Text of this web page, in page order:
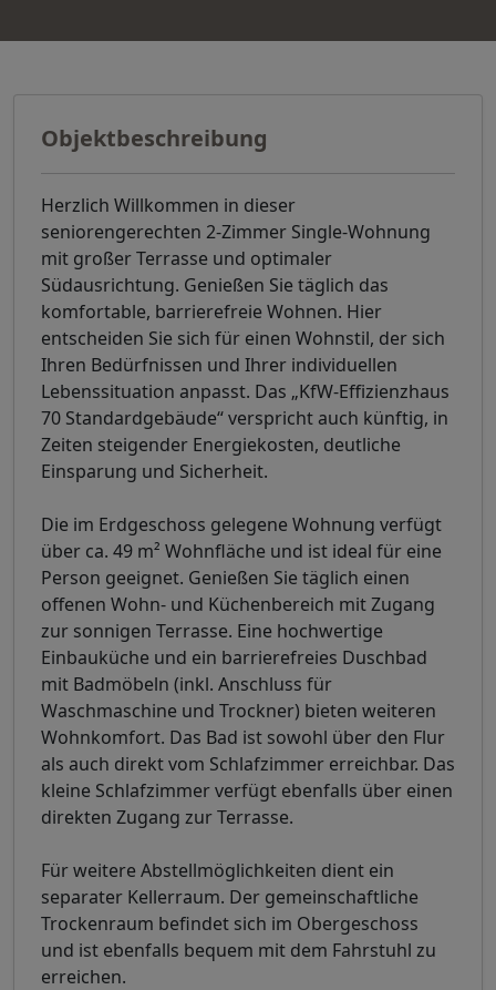
Objektbeschreibung
Herzlich Willkommen in dieser
seniorengerechten 2-Zimmer Single-Wohnung
mit großer Terrasse und optimaler
Südausrichtung. Genießen Sie täglich das
komfortable, barrierefreie Wohnen. Hier
entscheiden Sie sich für einen Wohnstil, der sich
Ihren Bedürfnissen und Ihrer individuellen
Lebenssituation anpasst. Das „KfW-Effizienzhaus
70 Standardgebäude“ verspricht auch künftig, in
Zeiten steigender Energiekosten, deutliche
Einsparung und Sicherheit.
Die im Erdgeschoss gelegene Wohnung verfügt
über ca. 49 m² Wohnfläche und ist ideal für eine
Person geeignet. Genießen Sie täglich einen
offenen Wohn- und Küchenbereich mit Zugang
zur sonnigen Terrasse. Eine hochwertige
Einbauküche und ein barrierefreies Duschbad
mit Badmöbeln (inkl. Anschluss für
Waschmaschine und Trockner) bieten weiteren
Wohnkomfort. Das Bad ist sowohl über den Flur
als auch direkt vom Schlafzimmer erreichbar. Das
kleine Schlafzimmer verfügt ebenfalls über einen
direkten Zugang zur Terrasse.
Für weitere Abstellmöglichkeiten dient ein
separater Kellerraum. Der gemeinschaftliche
Trockenraum befindet sich im Obergeschoss
und ist ebenfalls bequem mit dem Fahrstuhl zu
erreichen.